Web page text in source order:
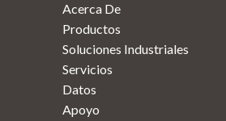
Acerca De
Productos
Soluciones Industriales
Servicios
Datos
Apoyo